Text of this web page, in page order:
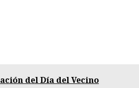
del Día del Vecino